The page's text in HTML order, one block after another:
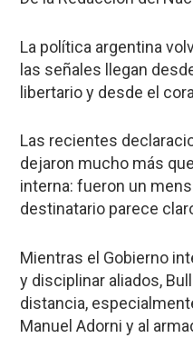
La política argentina
las señales llegan
libertario y desde el
Las recientes
dejaron mucho más
interna: fueron un
destinatario parece
Mientras el Gobierno
y disciplinar aliados,
distancia,
Manuel Adorni y al